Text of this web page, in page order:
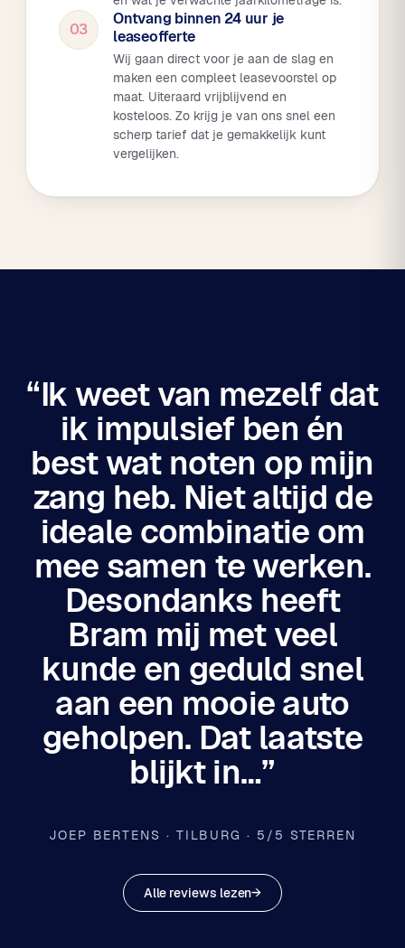
03
Ontvang binnen 24 uur je
leaseofferte
Wij gaan direct voor je aan de slag en
maken een compleet leasevoorstel op
maat. Uiteraard vrijblijvend en
kosteloos. Zo krijg je van ons snel een
scherp tarief dat je gemakkelijk kunt
vergelijken.
“Ik weet van mezelf dat
ik impulsief ben én
best wat noten op mijn
zang heb. Niet altijd de
ideale combinatie om
mee samen te werken.
Desondanks heeft
Bram mij met veel
kunde en geduld snel
aan een mooie auto
geholpen. Dat laatste
blijkt in…”
JOEP BERTENS · TILBURG · 5/5 STERREN
Alle reviews lezen→